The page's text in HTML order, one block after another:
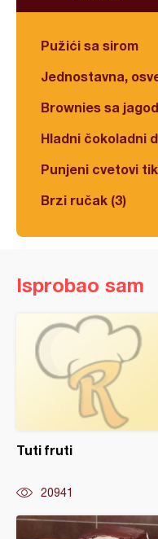
Pužići sa sirom
Jednostavna,
Brownies sa
Hladni čokoladni
Punjeni cvetovi
Brzi ručak (3)
Isprobao sam
Tuti fruti
20941